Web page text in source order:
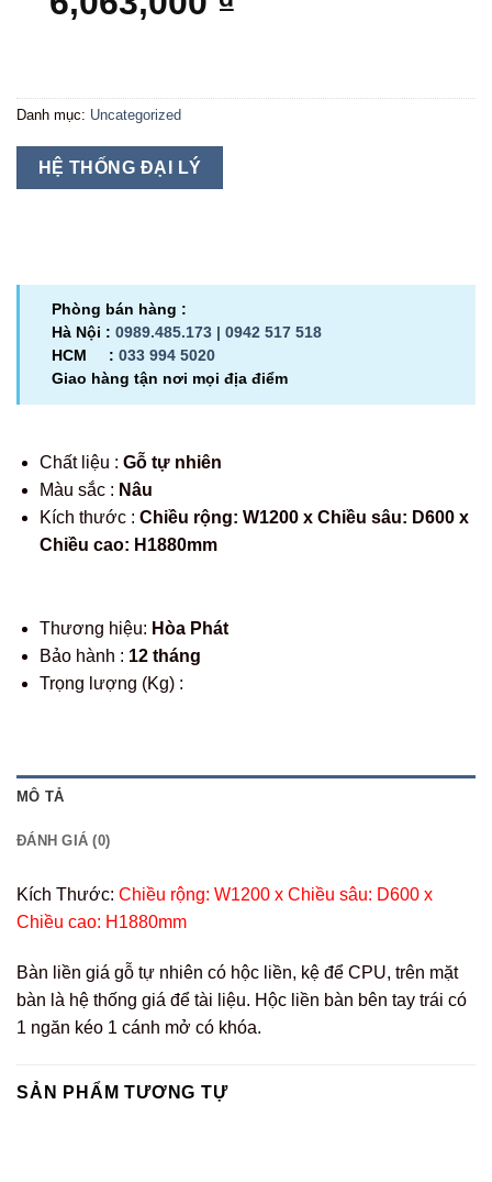
Danh mục: Uncategorized
HỆ THỐNG ĐẠI LÝ
Phòng bán hàng :
Hà Nội : 0989.485.173 | 0942 517 518
HCM : 033 994 5020
Giao hàng tận nơi mọi địa điểm
Chất liệu : Gỗ tự nhiên
Màu sắc : Nâu
Kích thước : Chiều rộng: W1200 x Chiều sâu: D600 x
Chiều cao: H1880mm
Thương hiệu: Hòa Phát
Bảo hành : 12 tháng
Trọng lượng (Kg) :
MÔ TẢ
ĐÁNH GIÁ (0)
Kích Thước: Chiều rộng: W1200 x Chiều sâu: D600 x
Chiều cao: H1880mm
Bàn liền giá gỗ tự nhiên có hộc liền, kệ để CPU, trên mặt
bàn là hệ thống giá để tài liệu. Hộc liền bàn bên tay trái có
1 ngăn kéo 1 cánh mở có khóa.
SẢN PHẨM TƯƠNG TỰ